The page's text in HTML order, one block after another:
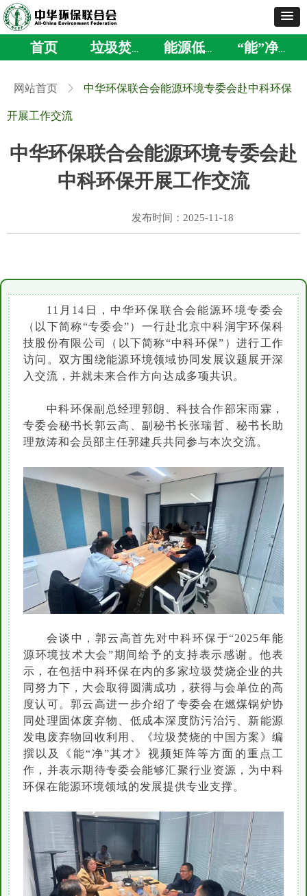
首页 垃圾焚烧 能源低碳绿色 “能”净其才
中华环保联合会能源环境专委会赴
中科环保开展工作交流
11月14日，中华环保联合会能源环境专委会
（以下简称“专委会”）一行赴北京中科润宇环保科
技股份有限公司（以下简称“中科环保”）进行工作
访问。双方围绕能源环境领域协同发展议题展开深
入交流，并就未来合作方向达成多项共识。
中科环保副总经理郭朗、科技合作部宋雨霖，
专委会秘书长郭云高、副秘书长张瑞哲、秘书长助
理敖涛和会员部主任郭建兵共同参与本次交流。
会谈中，郭云高首先对中科环保于“2025年能
源环境技术大会”期间给予的支持表示感谢。他表
示，在包括中科环保在内的多家垃圾焚烧企业的共
同努力下，大会取得圆满成功，获得与会单位的高
度认可。郭云高进一步介绍了专委会在燃煤锅炉协
同处理固体废弃物、低成本深度防污治污、新能源
发电废弃物回收利用、《垃圾焚烧的中国方案》编
撰以及《能“净”其才》视频矩阵等方面的重点工
作，并表示期待专委会能够汇聚行业资源，为中科
环保在能源环境领域的发展提供专业支撑。
网站首页 ꁕ 中华环保联合会能源环境专委会赴中科环保
开展工作交流
发布时间： 2025-11-18